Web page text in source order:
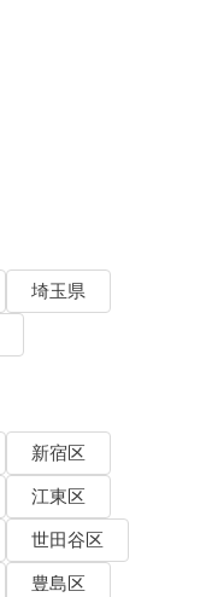
埼玉県
新宿区
江東区
世田谷区
豊島区